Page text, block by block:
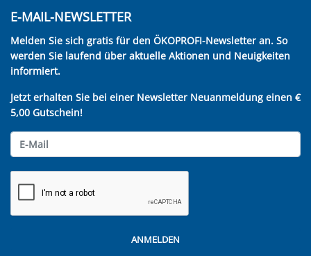
E-MAIL-NEWSLETTER
Melden Sie sich gratis für den ÖKOPROFI-Newsletter an. So
werden Sie laufend über aktuelle Aktionen und Neuigkeiten
informiert.
Jetzt erhalten Sie bei einer Newsletter Neuanmeldung einen €
5,00 Gutschein!
ANMELDEN